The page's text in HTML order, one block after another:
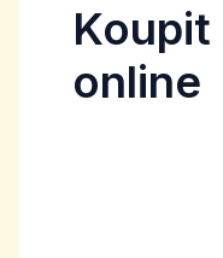
online